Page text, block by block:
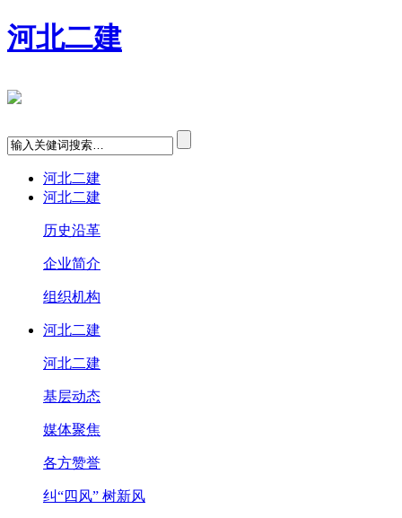
河北二建
河北二建
河北二建
历史沿革
企业简介
组织机构
河北二建
河北二建
基层动态
媒体聚焦
各方赞誉
纠“四风” 树新风